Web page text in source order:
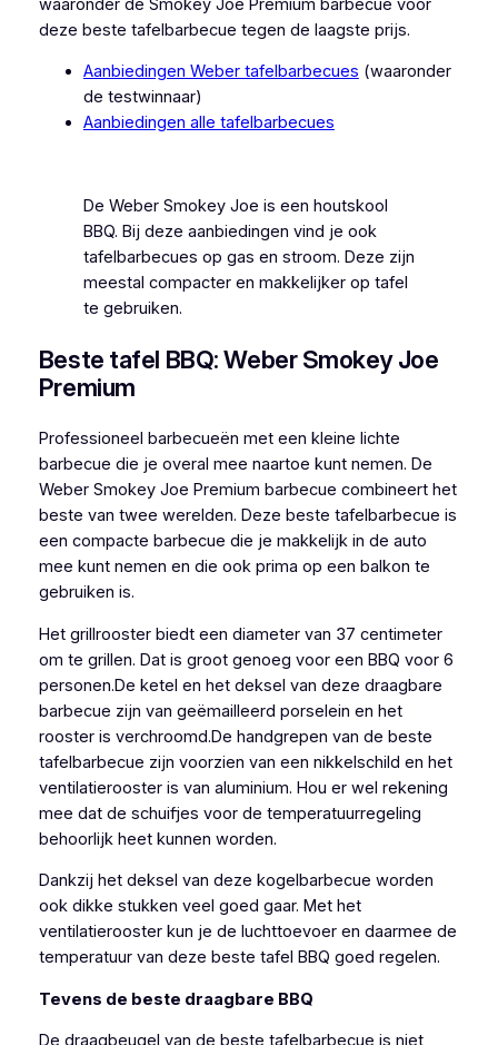
waaronder de Smokey Joe Premium barbecue voor
deze beste tafelbarbecue tegen de laagste prijs.
Aanbiedingen Weber tafelbarbecues (waaronder
de testwinnaar)
Aanbiedingen alle tafelbarbecues
De Weber Smokey Joe is een houtskool
BBQ. Bij deze aanbiedingen vind je ook
tafelbarbecues op gas en stroom. Deze zijn
meestal compacter en makkelijker op tafel
te gebruiken.
Beste tafel BBQ: Weber Smokey Joe
Premium
Professioneel barbecueën met een kleine lichte
barbecue die je overal mee naartoe kunt nemen. De
Weber Smokey Joe Premium barbecue combineert het
beste van twee werelden. Deze beste tafelbarbecue is
een compacte barbecue die je makkelijk in de auto
mee kunt nemen en die ook prima op een balkon te
gebruiken is.
Het grillrooster biedt een diameter van 37 centimeter
om te grillen. Dat is groot genoeg voor een BBQ voor 6
personen.De ketel en het deksel van deze draagbare
barbecue zijn van geëmailleerd porselein en het
rooster is verchroomd.De handgrepen van de beste
tafelbarbecue zijn voorzien van een nikkelschild en het
ventilatierooster is van aluminium. Hou er wel rekening
mee dat de schuifjes voor de temperatuurregeling
behoorlijk heet kunnen worden.
Dankzij het deksel van deze kogelbarbecue worden
ook dikke stukken veel goed gaar. Met het
ventilatierooster kun je de luchttoevoer en daarmee de
temperatuur van deze beste tafel BBQ goed regelen.
Tevens de beste draagbare BBQ
De draagbeugel van de beste tafelbarbecue is niet